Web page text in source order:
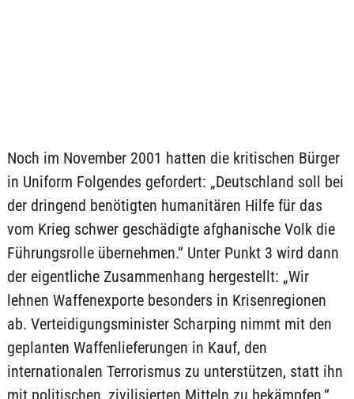
Noch im November 2001 hatten die kritischen Bürger
in Uniform Folgendes gefordert: „Deutschland soll bei
der dringend benötigten humanitären Hilfe für das
vom Krieg schwer geschädigte afghanische Volk die
Führungsrolle übernehmen.“ Unter Punkt 3 wird dann
der eigentliche Zusammenhang hergestellt: „Wir
lehnen Waffenexporte besonders in Krisenregionen
ab. Verteidigungsminister Scharping nimmt mit den
geplanten Waffenlieferungen in Kauf, den
internationalen Terrorismus zu unterstützen, statt ihn
mit politischen, zivilisierten Mitteln zu bekämpfen.“